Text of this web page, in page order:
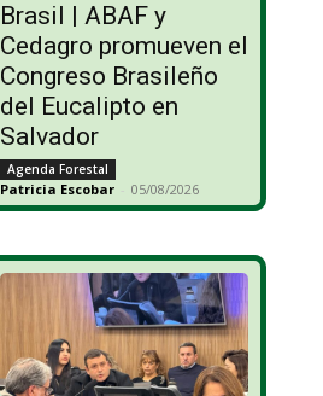
Brasil | ABAF y
Cedagro promueven el
Congreso Brasileño
del Eucalipto en
Salvador
Agenda Forestal
Patricia Escobar - 05/08/2026